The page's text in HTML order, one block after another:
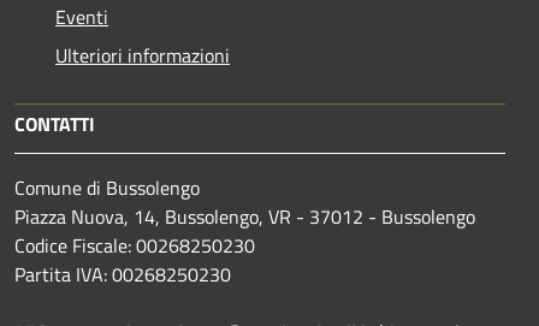
Eventi
Ulteriori informazioni
CONTATTI
Comune di Bussolengo
Piazza Nuova, 14, Bussolengo, VR - 37012 - Bussolengo
Codice Fiscale: 00268250230
Partita IVA: 00268250230